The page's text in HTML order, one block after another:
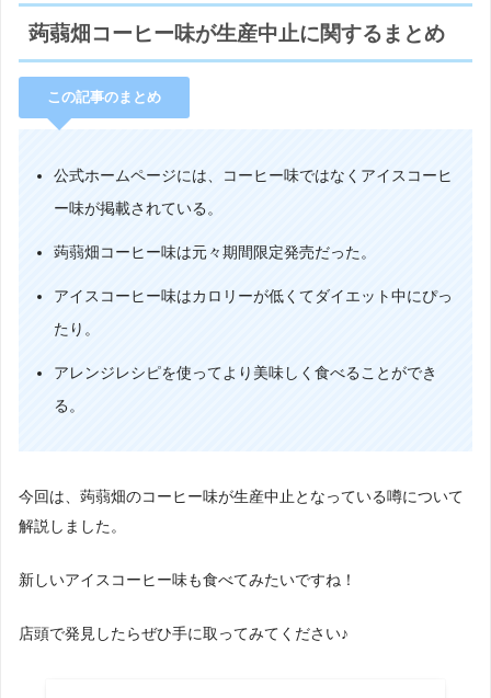
蒟蒻畑コーヒー味が生産中止に関するまとめ
この記事のまとめ
公式ホームページには、コーヒー味ではなくアイスコーヒ
ー味が掲載されている。
蒟蒻畑コーヒー味は元々期間限定発売だった。
アイスコーヒー味はカロリーが低くてダイエット中にぴっ
たり。
アレンジレシピを使ってより美味しく食べることができ
る。
今回は、蒟蒻畑のコーヒー味が生産中止となっている噂について
解説しました。
新しいアイスコーヒー味も食べてみたいですね！
店頭で発見したらぜひ手に取ってみてください♪